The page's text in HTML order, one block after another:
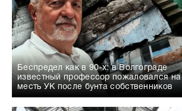
Беспредел как в 90-х: в Волгограде
известный профессор пожаловался на
месть УК после бунта собственников